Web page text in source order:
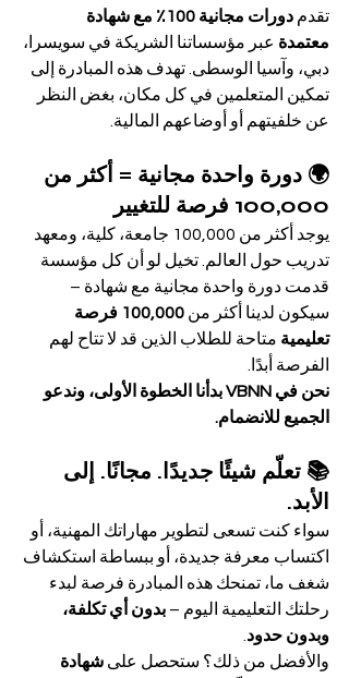
تقدم
دورات مجانية 100٪ مع شهادة
معتمدة عبر مؤسساتنا الشريكة في سويسرا،
دبي، وآسيا الوسطى. تهدف هذه المبادرة إلى
تمكين المتعلمين في كل مكان، بغض النظر
عن خلفيتهم أو أوضاعهم المالية.
🌍 دورة واحدة مجانية = أكثر من
100,000 فرصة للتغيير
يوجد أكثر من 100,000 جامعة، كلية، ومعهد
تدريب حول العالم. تخيل لو أن كل مؤسسة
قدمت دورة واحدة مجانية مع شهادة –
سيكون لدينا أكثر من
100,000 فرصة
تعليمية متاحة للطلاب الذين قد لا تتاح لهم
الفرصة أبدًا.
نحن في VBNN بدأنا الخطوة الأولى، وندعو
الجميع للانضمام.
📚 تعلّم شيئًا جديدًا. مجانًا. إلى
الأبد.
سواء كنت تسعى لتطوير مهاراتك المهنية، أو
اكتساب معرفة جديدة، أو ببساطة استكشاف
شغف ما، تمنحك هذه المبادرة فرصة لبدء
رحلتك التعليمية اليوم – بدون أي تكلفة،
وبدون حدود
والأفضل من ذلك؟ ستحصل على شهادة